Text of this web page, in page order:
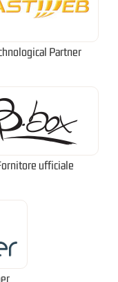
Partner
ufficiale